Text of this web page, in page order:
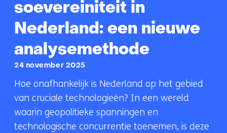
soevereiniteit in
Nederland: een nieuwe
analysemethode
24 november 2025
Hoe onafhankelijk is Nederland op het gebied
van cruciale technologieën? In een wereld
waarin geopolitieke spanningen en
technologische concurrentie toenemen, is deze